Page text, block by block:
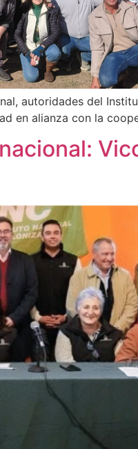
autoridades del
en alianza con la